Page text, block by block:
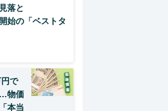
落と
始の「ベストタ
で
物価
本当